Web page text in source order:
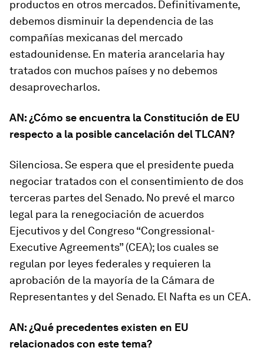
productos en otros mercados. Definitivamente,
debemos disminuir la dependencia de las
compañías mexicanas del mercado
estadounidense. En materia arancelaria hay
tratados con muchos países y no debemos
desaprovecharlos.
AN: ¿Cómo se encuentra la Constitución de EU
respecto a la posible cancelación del TLCAN?
Silenciosa. Se espera que el presidente pueda
negociar tratados con el consentimiento de dos
terceras partes del Senado. No prevé el marco
legal para la renegociación de acuerdos
Ejecutivos y del Congreso “Congressional-
Executive Agreements” (CEA); los cuales se
regulan por leyes federales y requieren la
aprobación de la mayoría de la Cámara de
Representantes y del Senado. El Nafta es un CEA.
AN: ¿Qué precedentes existen en EU
relacionados con este tema?